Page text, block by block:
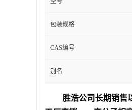
包装规格
CAS编号
别名
胜浩公司长期销售